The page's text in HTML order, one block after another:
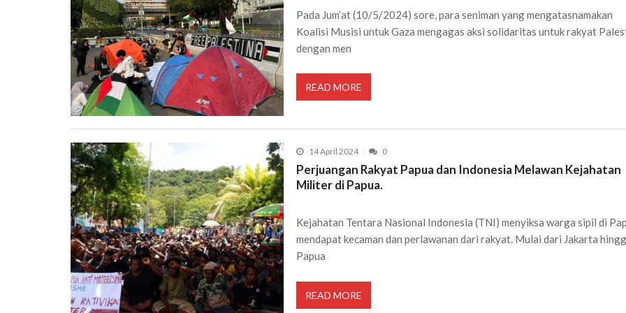
Pada Jum’at (10/5/2024) sore, para seniman yang mengatasnamakan
Koalisi Musisi untuk Gaza mengagas aksi solidaritas untuk rakyat
dengan men
READ MORE
14 April 2024 0
Perjuangan Rakyat Papua dan Indonesia Melawan Kejahatan
Militer di Papua.
Kejahatan Tentara Nasional Indonesia (TNI) menyiksa warga sipil di
mendapat kecaman dan perlawanan dari rakyat. Mulai dari Jakarta
Papua
READ MORE